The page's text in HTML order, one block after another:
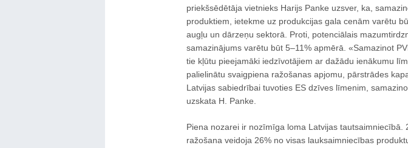
priekšsēdētāja vietnieks Harijs Panke uzsver, ka,
produktiem, ietekme uz produkcijas gala cenām varētu
augļu un dārzeņu sektorā. Proti, potenciālais
samazinājums varētu būt 5‒11% apmērā. «Samazinot
tie kļūtu pieejamāki iedzīvotājiem ar dažādu ienākumu
palielinātu svaigpiena ražošanas apjomu, pārstrādes
Latvijas sabiedrībai tuvoties ES dzīves līmenim,
uzskata H. Panke.
Piena nozarei ir nozīmīga loma Latvijas tautsaimniecībā.
ražošana veidoja 26% no visas lauksaimniecības